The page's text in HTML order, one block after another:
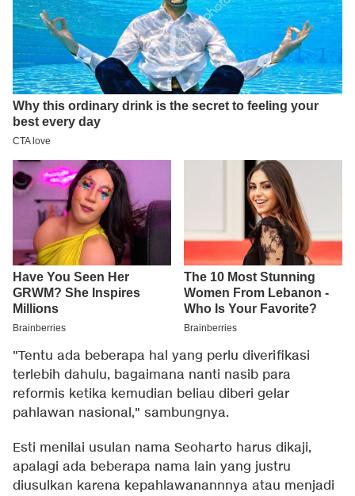
"Tentu ada beberapa hal yang perlu diverifikasi
terlebih dahulu, bagaimana nanti nasib para
reformis ketika kemudian beliau diberi gelar
pahlawan nasional," sambungnya.
Esti menilai usulan nama Seoharto harus dikaji,
apalagi ada beberapa nama lain yang justru
diusulkan karena kepahlawanannnya atau menjadi